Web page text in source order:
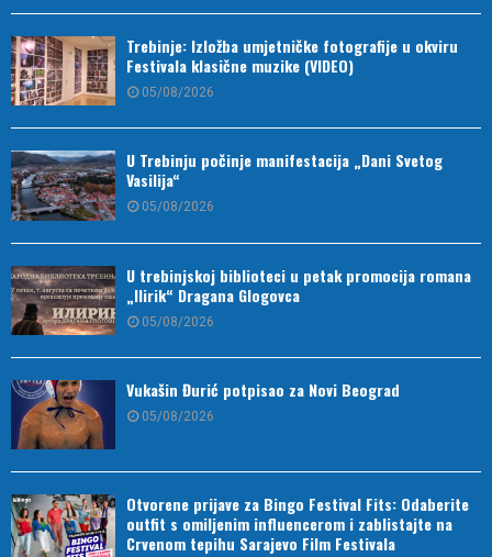
Trebinje: Izložba umjetničke fotografije u okviru
Festivala klasične muzike (VIDEO)
05/08/2026
U Trebinju počinje manifestacija „Dani Svetog
Vasilija“
05/08/2026
U trebinjskoj biblioteci u petak promocija romana
„Ilirik“ Dragana Glogovca
05/08/2026
Vukašin Đurić potpisao za Novi Beograd
05/08/2026
Otvorene prijave za Bingo Festival Fits: Odaberite
outfit s omiljenim influencerom i zablistajte na
Crvenom tepihu Sarajevo Film Festivala